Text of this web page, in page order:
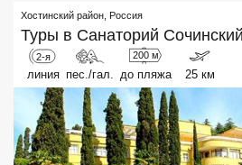
Хостинский район Россия
Туры в Санаторий Сочинский
2-я
линия пес./гал.
200 м
до пляжа 25 км
Экскурсионные туры
VIP отели 5 звезд
ТОП 10 лучших отелей 5*
ТОП 10 недорогих отелей